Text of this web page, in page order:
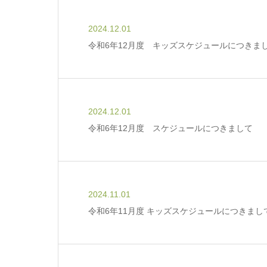
2024.12.01
令和6年12月度 キッズスケジュールにつきま
2024.12.01
令和6年12月度 スケジュールにつきまして
2024.11.01
令和6年11月度 キッズスケジュールにつきまし